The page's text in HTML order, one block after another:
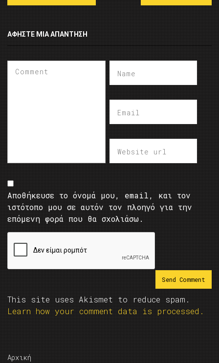
ΑΦΉΣΤΕ ΜΙΑ ΑΠΆΝΤΗΣΗ
Αποθήκευσε το όνομά μου, email, και τον
ιστότοπο μου σε αυτόν τον πλοηγό για την
επόμενη φορά που θα σχολιάσω.
This site uses Akismet to reduce spam.
Learn how your comment data is processed.
Αρχική